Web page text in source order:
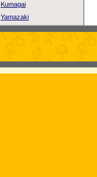
Kumagai
Yamazaki